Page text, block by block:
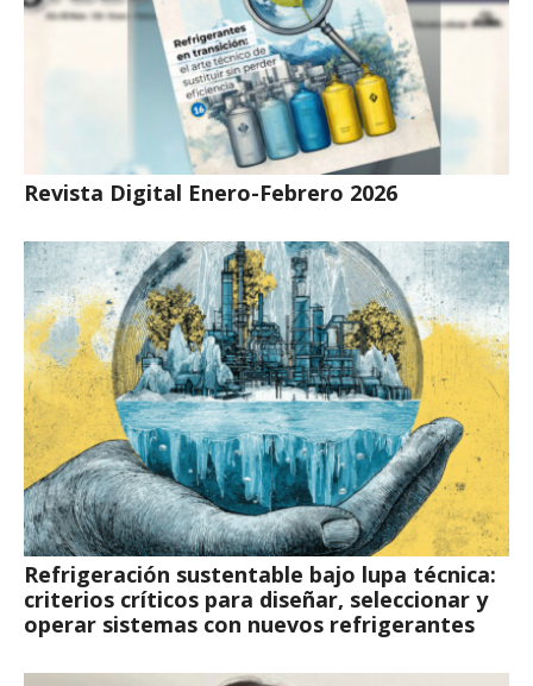
Revista Digital Enero-Febrero 2026
Refrigeración sustentable bajo lupa técnica:
criterios críticos para diseñar, seleccionar y
operar sistemas con nuevos refrigerantes